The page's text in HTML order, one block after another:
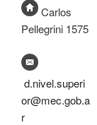
Carlos
Pellegrini 1575
d.nivel.superi
or@mec.gob.a
r